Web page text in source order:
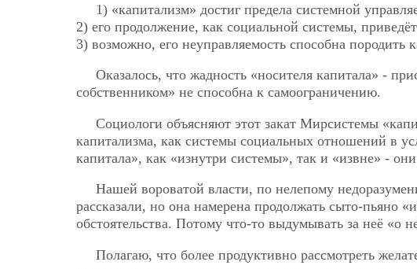
1) «капитализм» достиг предела системной
2) его продолжение, как социальной системы,
3) возможно, его неуправляемость способна породить
Оказалось, что жадность «носителя капитала» -
собственником» не способна к самоограничению.
Социологи объясняют этот закат Мирсистемы
капитализма, как системы социальных отношений в
капитала», как «изнутри системы», так и «извне» -
Нашей вороватой власти, по нелепому
рассказали, но она намерена продолжать сыто-пьяно
обстоятельства. Потому что-то выдумывать за неё «о
Полагаю, что более продуктивно рассмотреть